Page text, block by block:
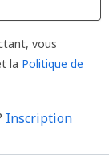
vous
la Politique de
Inscription